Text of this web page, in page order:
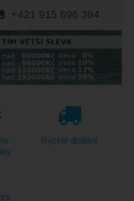
+421 915 696 394
Rychlé dodání